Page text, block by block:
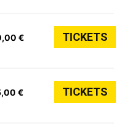
€ TICKETS
€ TICKETS